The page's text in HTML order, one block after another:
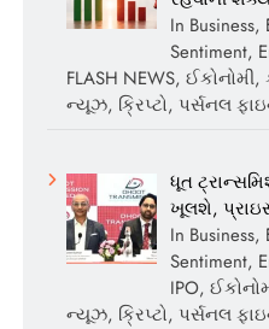
In Business,
Sentiment,
FLASH NEWS, ઈકોનોમી,
ન્યૂઝ, ક્રિપ્ટો, પર્સનલ
ધૂત
ખૂલશે,
In Business,
Sentiment,
IPO,
ન્યૂઝ, ક્રિપ્ટો, પર્સનલ